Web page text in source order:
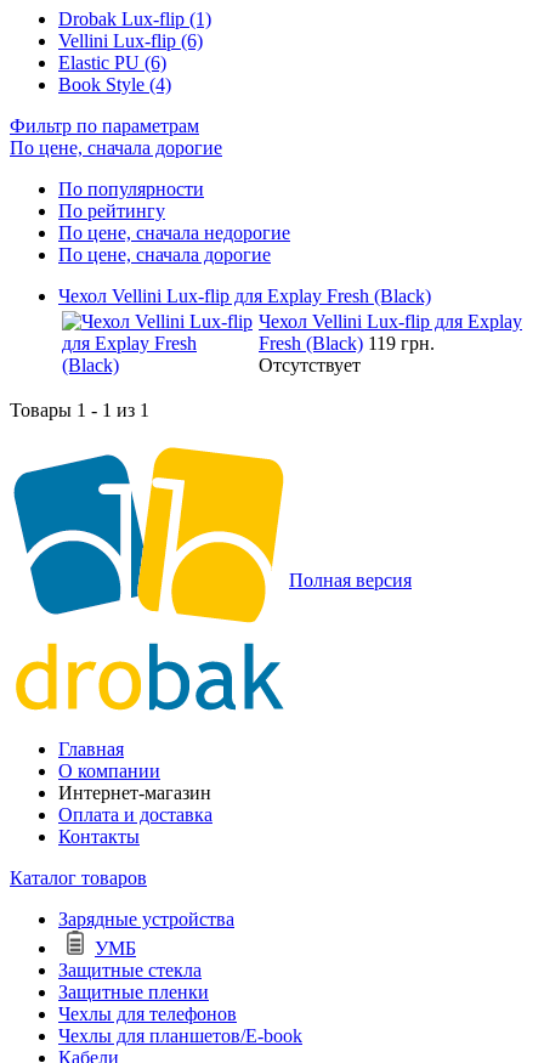
Drobak Lux-flip (1)
Vellini Lux-flip (6)
Elastic PU (6)
Book Style (4)
Фильтр по параметрам
По цене, сначала дорогие
По популярности
По рейтингу
По цене, сначала недорогие
По цене, сначала дорогие
Чехол Vellini Lux-flip для Explay Fresh (Black)
Чехол Vellini Lux-flip для Explay
Fresh (Black) 119 грн.
Отсутствует
Товары 1 - 1 из 1
Полная версия
Главная
О компании
Интернет-магазин
Оплата и доставка
Контакты
Каталог товаров
Зарядные устройства
УМБ
Защитные стекла
Защитные пленки
Чехлы для телефонов
Чехлы для планшетов/E-book
Кабели